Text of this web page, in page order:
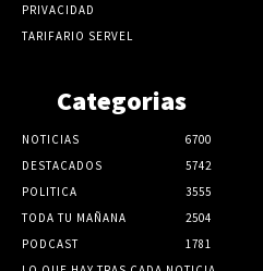
PRIVACIDAD
TARIFARIO SERVEL
Categorias
NOTICIAS
6700
DESTACADOS
5742
POLITICA
3555
TODA TU MAÑANA
2504
PODCAST
1781